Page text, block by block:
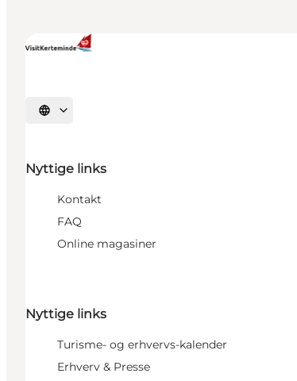
Vælg sprog
Nyttige links
Kontakt
FAQ
Online magasiner
Nyttige links
Turisme- og erhvervs-kalender
Erhverv & Presse